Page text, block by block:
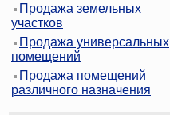
Продажа земельных
участков
Продажа универсальных
помещений
Продажа помещений
различного назначения